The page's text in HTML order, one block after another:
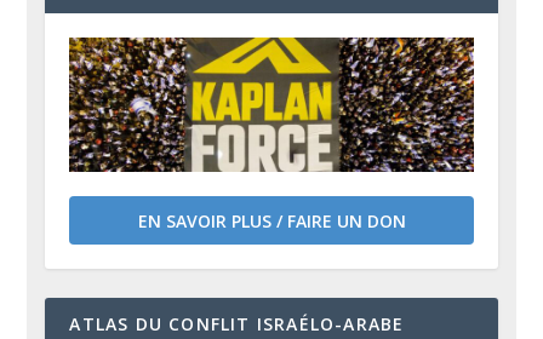
EN SAVOIR PLUS / FAIRE UN DON
ATLAS DU CONFLIT ISRAÉLO-ARABE